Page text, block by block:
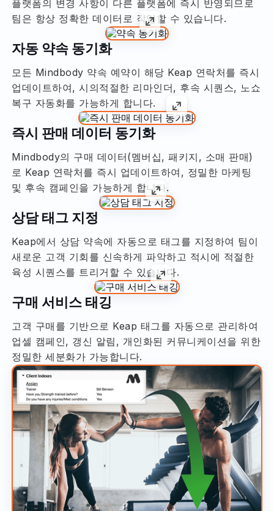
플랫폼의 변경 사항이 다른 플랫폼에 즉시 반영되므로
팀은 항상 정확한 데이터로 작업할 수 있습니다.
자동 약속 동기화
모든 Mindbody 약속 예약이 해당 Keap 연락처를 즉시
업데이트하여, 시의적절한 리마인더, 후속 시퀀스, 노쇼
복구 자동화를 가능하게 합니다.
즉시 판매 데이터 동기화
Mindbody의 구매 데이터(멤버십, 패키지, 소매 판매)
로 Keap 연락처를 즉시 업데이트하여, 정밀한 마케팅
및 후속 캠페인을 가능하게 합니다.
상담 태그 지정
Keap에서 상담 약속에 자동으로 태그를 지정하여 팀이
새로운 고객 기회를 신속하게 파악하고 적시에 적절한
육성 시퀀스를 트리거할 수 있습니다.
구매 서비스 태깅
고객 구매를 기반으로 Keap 태그를 자동으로 관리하여
업셀 캠페인, 갱신 알림, 개인화된 커뮤니케이션을 위한
정밀한 세분화가 가능합니다.